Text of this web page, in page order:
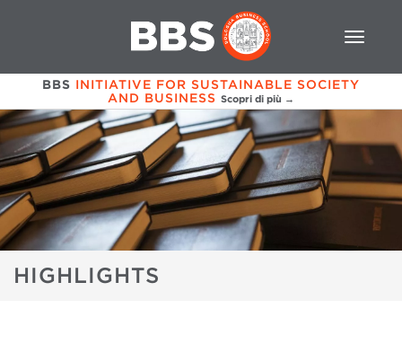
BBS INITIATIVE FOR SUSTAINABLE SOCIETY
AND BUSINESS Scopri di più →
HIGHLIGHTS